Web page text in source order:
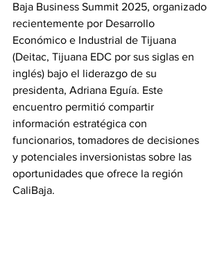
Baja Business Summit 2025, organizado
recientemente por Desarrollo
Económico e Industrial de Tijuana
(Deitac, Tijuana EDC por sus siglas en
inglés) bajo el liderazgo de su
presidenta, Adriana Eguía. Este
encuentro permitió compartir
información estratégica con
funcionarios, tomadores de decisiones
y potenciales inversionistas sobre las
oportunidades que ofrece la región
CaliBaja.